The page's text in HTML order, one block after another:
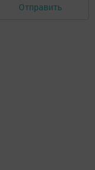
Отправить